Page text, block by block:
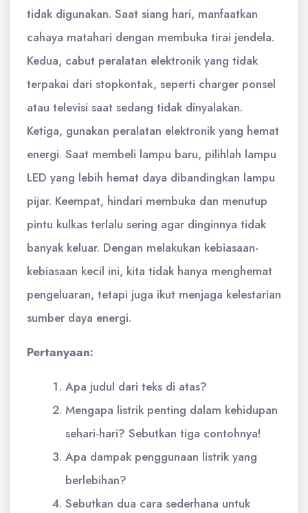
tidak digunakan. Saat siang hari, manfaatkan
cahaya matahari dengan membuka tirai jendela.
Kedua, cabut peralatan elektronik yang tidak
terpakai dari stopkontak, seperti charger ponsel
atau televisi saat sedang tidak dinyalakan.
Ketiga, gunakan peralatan elektronik yang hemat
energi. Saat membeli lampu baru, pilihlah lampu
LED yang lebih hemat daya dibandingkan lampu
pijar. Keempat, hindari membuka dan menutup
pintu kulkas terlalu sering agar dinginnya tidak
banyak keluar. Dengan melakukan kebiasaan-
kebiasaan kecil ini, kita tidak hanya menghemat
pengeluaran, tetapi juga ikut menjaga kelestarian
sumber daya energi.
Pertanyaan:
Apa judul dari teks di atas?
Mengapa listrik penting dalam kehidupan
sehari-hari? Sebutkan tiga contohnya!
Apa dampak penggunaan listrik yang
berlebihan?
Sebutkan dua cara sederhana untuk